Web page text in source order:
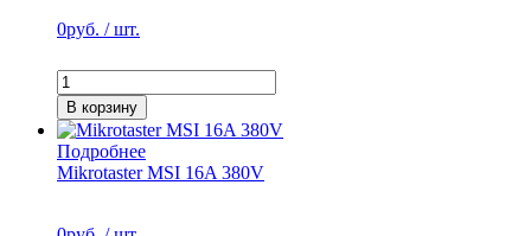
0руб. / шт.
В корзину
Подробнее
Mikrotaster MSI 16A 380V